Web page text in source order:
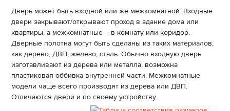
Дверь может быть входной или же межкомнатной. Входные
двери закрывают/открывают проход в здание дома или
квартиры, а межкомнатные – в комнату или коридор.
Дверные полотна могут быть сделаны из таких материалов,
как дерево, ДВП, железо, сталь. Обычно входную дверь
изготавливают из дерева или металла, возможна
пластиковая оббивка внутренней части. Межкомнатные
модели чаще всего производят из дерева или ДВП.
Отличаются двери и по своему устройству.